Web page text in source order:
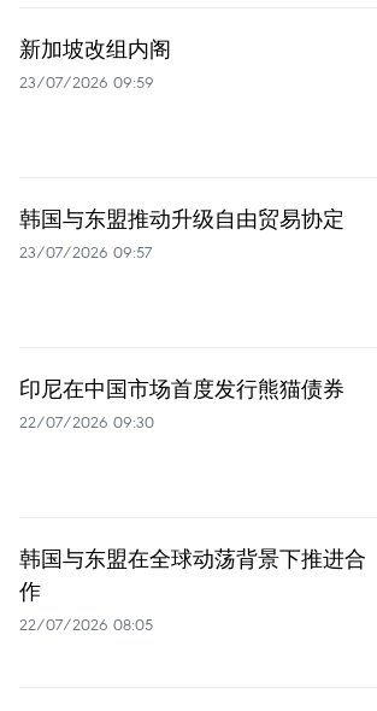
新加坡改组内阁
23/07/2026 09:59
韩国与东盟推动升级自由贸易协定
23/07/2026 09:57
印尼在中国市场首度发行熊猫债券
22/07/2026 09:30
韩国与东盟在全球动荡背景下推进合
作
22/07/2026 08:05